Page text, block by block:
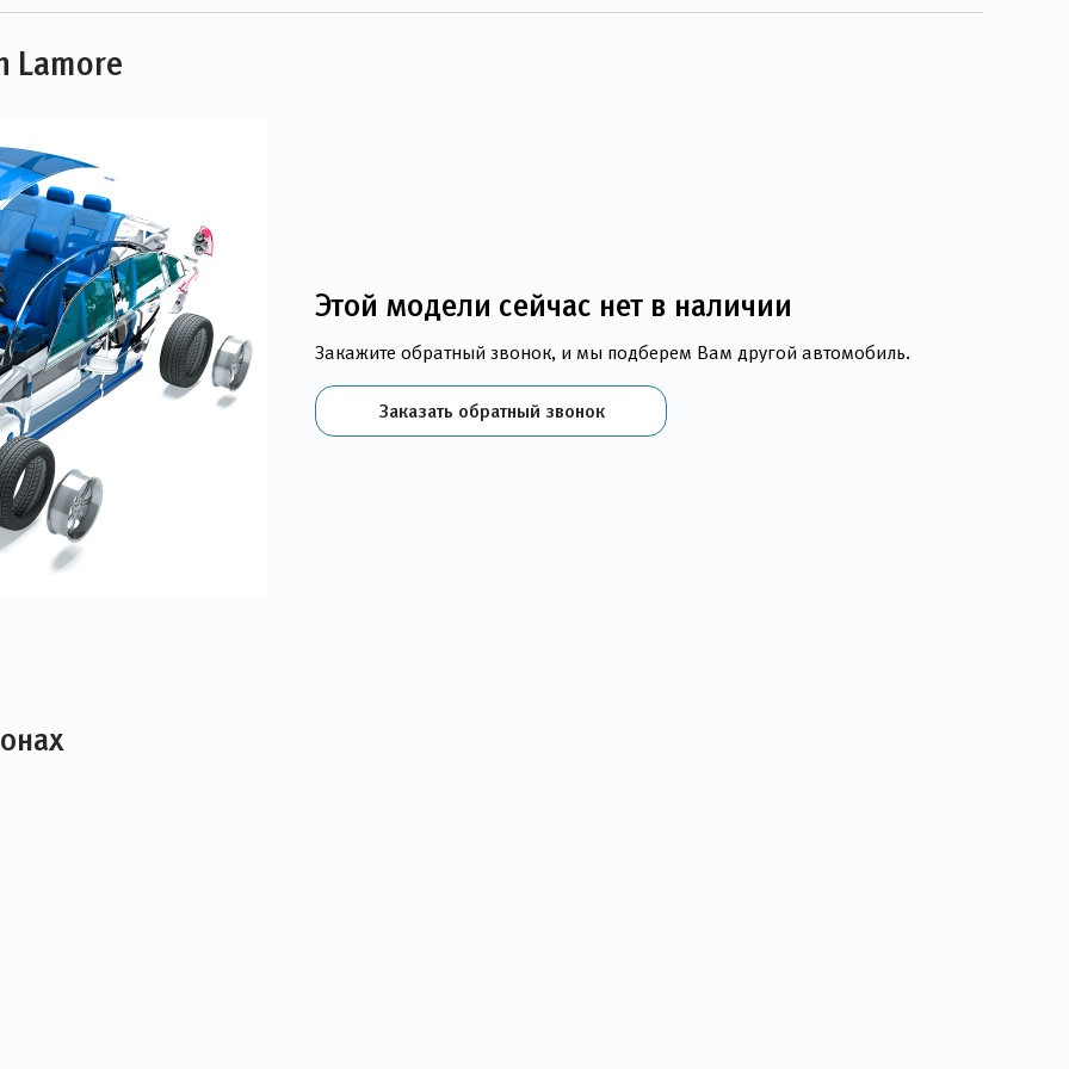
Lamore
Этой модели сейчас нет в наличии
Закажите обратный звонок, и мы подберем Вам другой автомобиль.
Заказать обратный звонок